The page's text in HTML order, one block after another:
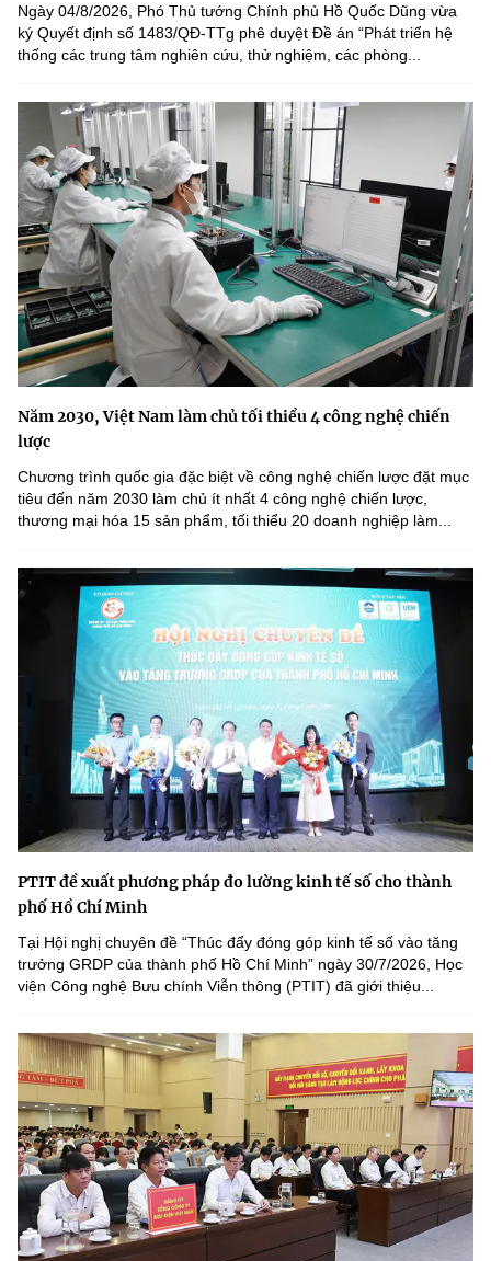
Ngày 04/8/2026, Phó Thủ tướng Chính phủ Hồ Quốc Dũng vừa
ký Quyết định số 1483/QĐ-TTg phê duyệt Đề án “Phát triển hệ
thống các trung tâm nghiên cứu, thử nghiệm, các phòng...
Năm 2030, Việt Nam làm chủ tối thiểu 4 công nghệ chiến
lược
Chương trình quốc gia đặc biệt về công nghệ chiến lược đặt mục
tiêu đến năm 2030 làm chủ ít nhất 4 công nghệ chiến lược,
thương mại hóa 15 sản phẩm, tối thiểu 20 doanh nghiệp làm...
PTIT đề xuất phương pháp đo lường kinh tế số cho thành
phố Hồ Chí Minh
Tại Hội nghị chuyên đề “Thúc đẩy đóng góp kinh tế số vào tăng
trưởng GRDP của thành phố Hồ Chí Minh” ngày 30/7/2026, Học
viện Công nghệ Bưu chính Viễn thông (PTIT) đã giới thiệu...